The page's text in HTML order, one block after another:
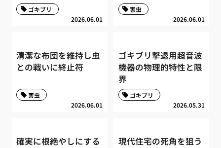
2026.06.01
ゴキブリ
2026.06.01
害虫
清潔な布団を維持し虫
との戦いに終止符
2026.06.01
害虫
ゴキブリ撃退用超音波
機器の物理的特性と限
界
2026.05.31
ゴキブリ
確実に根絶やしにする
現代住宅の死角を狙う